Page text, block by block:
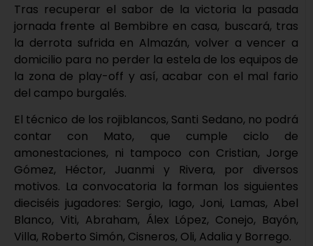
Tras recuperar el sabor de la victoria la pasada
jornada frente al Bembibre en casa, buscará, tras
la derrota sufrida en Almazán, volver a vencer a
domicilio para no perder la estela de los equipos de
la zona de play-off y así, acabar con el mal fario
del campo burgalés.
El técnico de los rojiblancos, Santi Sedano, no podrá
contar con Mato, que cumple ciclo de
amonestaciones, ni tampoco con Cristian, Jorge
Gómez, Héctor, Juanmi y Rivera, por diversos
motivos. La convocatoria la forman los siguientes
dieciséis jugadores: Sergio, Iago, Joni, Lamas, Abel
Blanco, Viti, Abraham, Álex López, Conejo, Bayón,
Villa, Roberto Simón, Cisneros, Oli, Adalia y Borrego.